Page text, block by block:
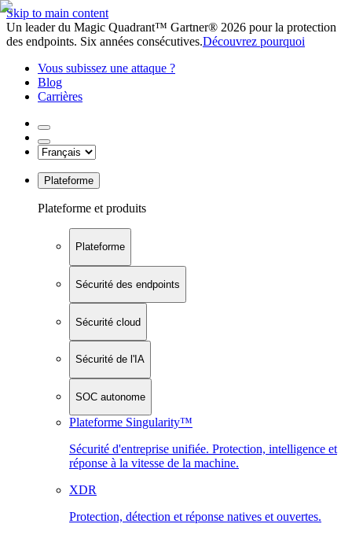
Skip to main content
Un leader du Magic Quadrant™ Gartner® 2026 pour la protection
des endpoints. Six années consécutives.Découvrez pourquoi
Vous subissez une attaque ?
Blog
Carrières
Plateforme
Plateforme et produits
Plateforme
Sécurité des endpoints
Sécurité cloud
Sécurité de l'IA
SOC autonome
Plateforme Singularity™
Sécurité d'entreprise unifiée. Protection, intelligence et
réponse à la vitesse de la machine.
XDR
Protection, détection et réponse natives et ouvertes.